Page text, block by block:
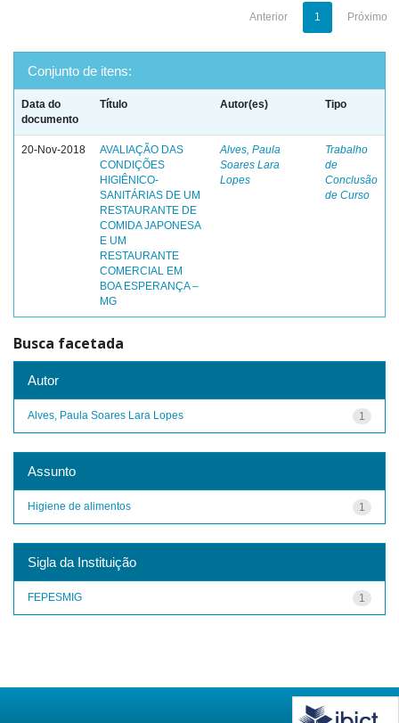
Anterior 1 Próximo
Conjunto de itens:
Data do
documento
Título Autor(es) Tipo
20-Nov-2018
AVALIAÇÃO DAS
CONDIÇÕES
HIGIÊNICO-
SANITÁRIAS DE UM
RESTAURANTE DE
COMIDA JAPONESA
E UM
RESTAURANTE
COMERCIAL EM
BOA ESPERANÇA –
MG
Alves, Paula
Soares Lara
Lopes
Trabalho
de
Conclusão
de Curso
Busca facetada
Autor
1
Alves, Paula Soares Lara Lopes
Assunto
1
Higiene de alimentos
Sigla da Instituição
1
FEPESMIG